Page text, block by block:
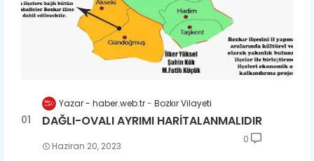
Yazar - haber.web.tr Bozkır Vilayeti
DAĞLI-OVALI AYRIMI HARİTALANMALIDIR
Haziran 20, 2023
0